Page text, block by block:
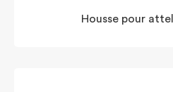
Housse pour